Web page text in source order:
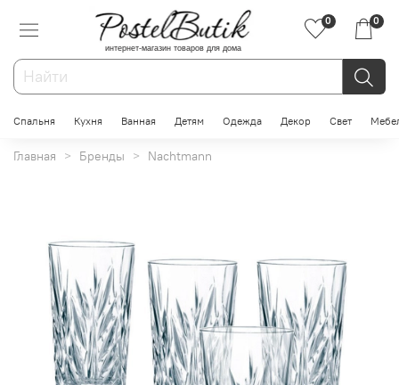
интернет-магазин товаров для дома
0 0
Спальня Кухня Ванная Детям Одежда Декор Свет
Главная Бренды Nachtmann